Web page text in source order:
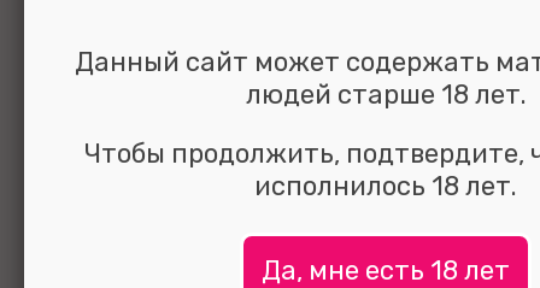
Вибратор
Данный сайт может содержать
людей старше 18 лет.
Чтобы продолжить, подтвердите,
исполнилось 18 лет.
Да, мне есть 18 лет